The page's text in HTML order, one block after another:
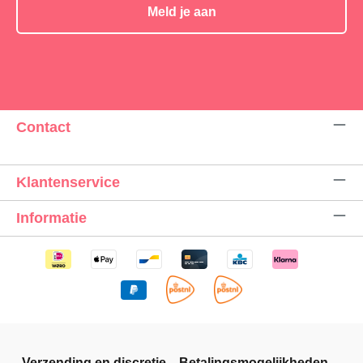
Meld je aan
Contact
Klantenservice
Informatie